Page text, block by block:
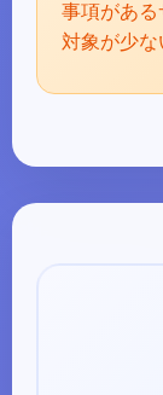
事項があ
対象が少な